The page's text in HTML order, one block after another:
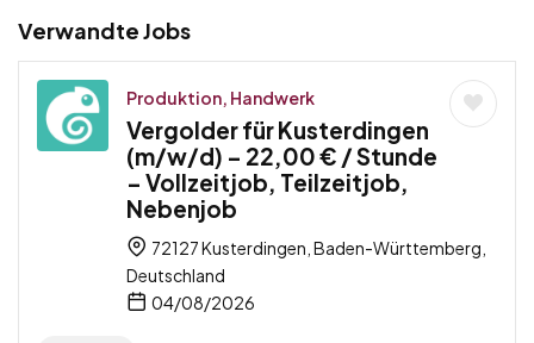
Verwandte Jobs
Produktion, Handwerk
Vergolder für Kusterdingen
(m/w/d) – 22,00 € / Stunde
– Vollzeitjob, Teilzeitjob,
Nebenjob
72127 Kusterdingen, Baden-Württemberg,
Deutschland
04/08/2026